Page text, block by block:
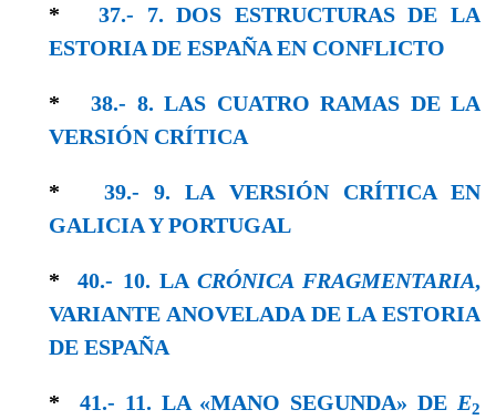
* 37.- 7. DOS ESTRUCTURAS DE LA
ESTORIA DE ESPAÑA EN CONFLICTO
*38.- 8. LAS CUATRO RAMAS DE LA
VERSIÓN CRÍTICA
* 39.- 9. LA VERSIÓN CRÍTICA EN
GALICIA Y PORTUGAL
*40.- 10. LA CRÓNICA FRAGMENTARIA,
VARIANTE ANOVELADA DE LA ESTORIA
DE ESPAÑA
* 41.- 11. LA «MANO SEGUNDA» DE E2